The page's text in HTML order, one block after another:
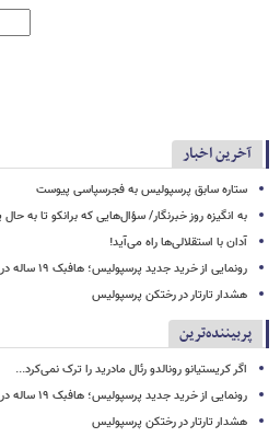
آخرین اخبار
ستاره سابق پرسپولیس به فجرسپاسی پیوست
به انگیزه روز خبرنگار/ سؤال‌هایی که برانکو تا به حال
آدان با استقلالی‌ها راه می‌آید!
رونمایی از خرید جدید پرسپولیس؛ هافبک ۱۹ ساله در جمع سرخپوشان
هشدار تارتار در رختکن پرسپولیس
پربیننده‌ترین
اگر کریستیانو رونالدو رئال مادرید را ترک نمی‌کرد...
رونمایی از خرید جدید پرسپولیس؛ هافبک ۱۹ ساله در جمع سرخپوشان
هشدار تارتار در رختکن پرسپولیس